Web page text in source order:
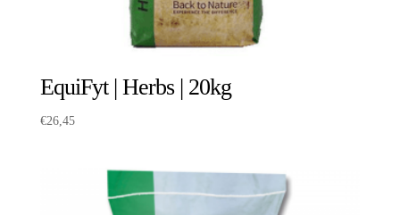
EquiFyt | Herbs | 20kg
€26,45